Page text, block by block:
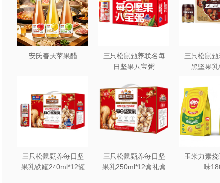
安氏春天苹果醋
三只松鼠甄养联名每
日坚果八宝粥
三只松鼠
黑坚果乳
三只松鼠甄养每日坚
果乳铁罐240ml*12罐
三只松鼠甄养每日坚
果乳250ml*12盒礼盒
玉米力素
味